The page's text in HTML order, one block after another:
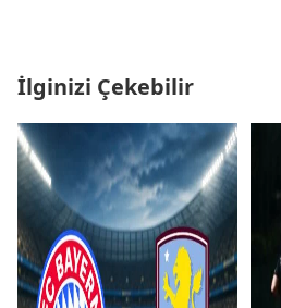
İlginizi Çekebilir